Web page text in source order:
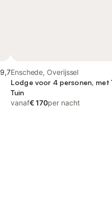
9,7Enschede, Overijssel
Lodge voor 4 personen, met
Tuin
vanaf€ 170per nacht